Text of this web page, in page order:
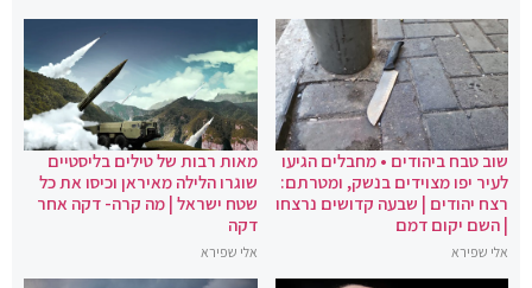
שוב טבח ביהודים • מחבלים הגיעו
לעיר יפו מצוידים בנשק, ומטרתם:
רצח יהודים | שבעה קדושים נרצחו
| השם יקום דמם
אלי שפירא
מאות רבות של טילים בליסטיים
שוגרו הלילה מאיראן וכיסו את כל
שטח ישראל | מה קרה- דקה אחר
דקה
אלי שפירא